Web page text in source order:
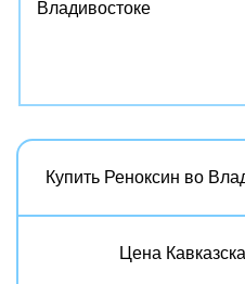
Купить Реноксин во
Цена